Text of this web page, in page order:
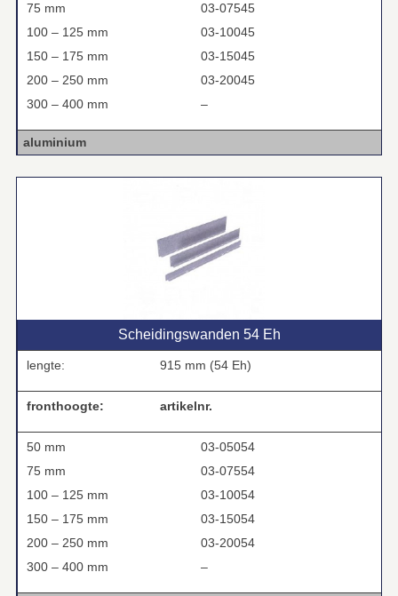
75 mm
03-07545
100 – 125 mm
03-10045
150 – 175 mm
03-15045
200 – 250 mm
03-20045
300 – 400 mm
–
aluminium
Scheidingswanden 54 Eh
lengte: 915 mm (54 Eh)
fronthoogte: artikelnr.
50 mm
03-05054
75 mm
03-07554
100 – 125 mm
03-10054
150 – 175 mm
03-15054
200 – 250 mm
03-20054
300 – 400 mm
–